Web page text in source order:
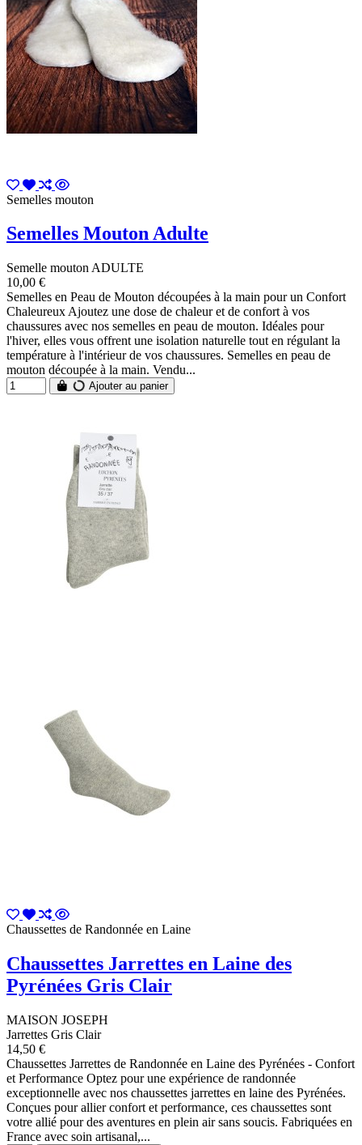
Semelles mouton
Semelles Mouton Adulte
Semelle mouton ADULTE
10,00 €
Semelles en Peau de Mouton découpées à la main pour un Confort
Chaleureux Ajoutez une dose de chaleur et de confort à vos
chaussures avec nos semelles en peau de mouton. Idéales pour
l'hiver, elles vous offrent une isolation naturelle tout en régulant la
température à l'intérieur de vos chaussures. Semelles en peau de
mouton découpée à la main. Vendu...
Ajouter au panier
Chaussettes de Randonnée en Laine
Chaussettes Jarrettes en Laine des
Pyrénées Gris Clair
MAISON JOSEPH
Jarrettes Gris Clair
14,50 €
Chaussettes Jarrettes de Randonnée en Laine des Pyrénées - Confort
et Performance Optez pour une expérience de randonnée
exceptionnelle avec nos chaussettes jarrettes en laine des Pyrénées.
Conçues pour allier confort et performance, ces chaussettes sont
votre allié pour des aventures en plein air sans soucis. Fabriquées en
France avec soin artisanal,...